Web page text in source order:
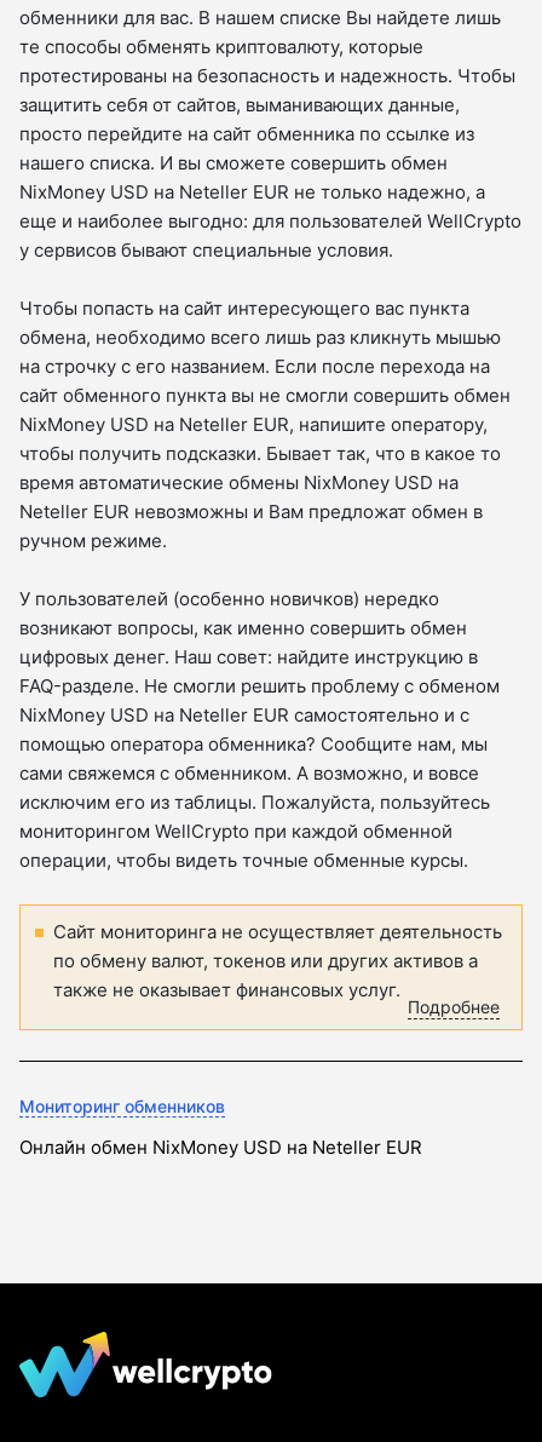
обменники для вас. В нашем списке Вы найдете лишь
те способы обменять криптовалюту, которые
протестированы на безопасность и надежность. Чтобы
защитить себя от сайтов, выманивающих данные,
просто перейдите на сайт обменника по ссылке из
нашего списка. И вы сможете совершить обмен
NixMoney USD на Neteller EUR не только надежно, а
еще и наиболее выгодно: для пользователей WellCrypto
у сервисов бывают специальные условия.
Чтобы попасть на сайт интересующего вас пункта
обмена, необходимо всего лишь раз кликнуть мышью
на строчку с его названием. Если после перехода на
сайт обменного пункта вы не смогли совершить обмен
NixMoney USD на Neteller EUR, напишите оператору,
чтобы получить подсказки. Бывает так, что в какое то
время автоматические обмены NixMoney USD на
Neteller EUR невозможны и Вам предложат обмен в
ручном режиме.
У пользователей (особенно новичков) нередко
возникают вопросы, как именно совершить обмен
цифровых денег. Наш совет: найдите инструкцию в
FAQ-разделе. Не смогли решить проблему с обменом
NixMoney USD на Neteller EUR самостоятельно и с
помощью оператора обменника? Сообщите нам, мы
сами свяжемся с обменником. А возможно, и вовсе
исключим его из таблицы. Пожалуйста, пользуйтесь
мониторингом WellCrypto при каждой обменной
операции, чтобы видеть точные обменные курсы.
Сайт мониторинга не осуществляет деятельность
по обмену валют, токенов или других активов а
также не оказывает финансовых услуг.
Подробнее
Мониторинг обменников
Онлайн обмен NixMoney USD на Neteller EUR